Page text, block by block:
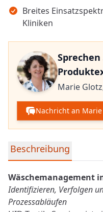
Breites
Kliniken
Marie
Nachricht an Marie
Detaillierte
Beschreibung
Wäschemanagement
Identifizieren, Verfolgen
Prozessabläufen